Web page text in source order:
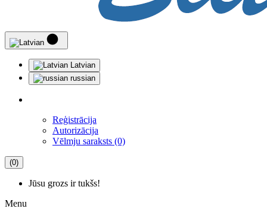
Latvian
russian
Reģistrācija
Autorizācija
Vēlmju saraksts (0)
(0)
Jūsu grozs ir tukšs!
Menu